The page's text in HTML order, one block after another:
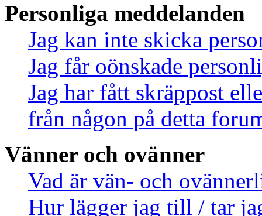
Personliga meddelanden
Jag kan inte skicka
Jag får oönskade
Jag har fått skräppost
från någon på detta
Vänner och ovänner
Vad är vän- och
Hur lägger jag till / tar